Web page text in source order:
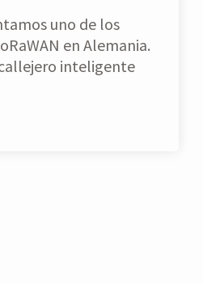
uno de los
en Alemania.
inteligente